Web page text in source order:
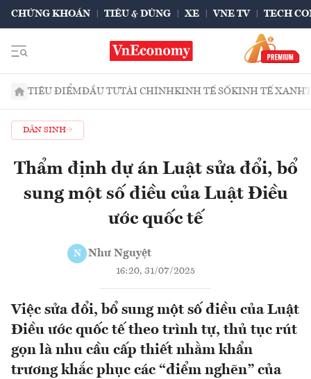
CHỨNG KHOÁN TIÊU & DÙNG XE VNE TV TECH
TIÊU ĐIỂMĐẦU TƯTÀI CHÍNHKINH TẾ SỐKINH TẾ XANH
DÂN SINH
Thẩm định dự án Luật sửa đổi, bổ
sung một số điều của Luật Điều
ước quốc tế
N Như Nguyệt
16:20, 31/07/2025
Việc sửa đổi, bổ sung một số điều của Luật
Điều ước quốc tế theo trình tự, thủ tục rút
gọn là nhu cầu cấp thiết nhằm khẩn
trương khắc phục các “điểm nghẽn” của